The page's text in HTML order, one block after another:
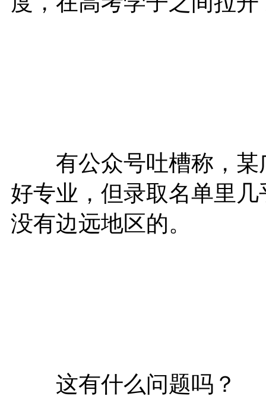
有公众号吐槽称，某
好专业，但录取名单里
没有边远地区的。
这有什么问题吗？